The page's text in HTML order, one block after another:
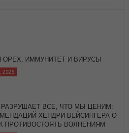
ОРЕХ, ИММУНИТЕТ И ВИРУСЫ
2026
РАЗРУШАЕТ ВСЕ, ЧТО МЫ ЦЕНИМ:
ХЕНДРИ ВЕЙСИНГЕРА О
ПРОТИВОСТОЯТЬ ВОЛНЕНИЯМ